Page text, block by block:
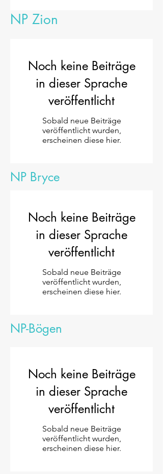
NP Zion
Noch keine Beiträge
in dieser Sprache
veröffentlicht
Sobald neue Beiträge
veröffentlicht wurden,
erscheinen diese hier.
NP Bryce
Noch keine Beiträge
in dieser Sprache
veröffentlicht
Sobald neue Beiträge
veröffentlicht wurden,
erscheinen diese hier.
NP-Bögen
Noch keine Beiträge
in dieser Sprache
veröffentlicht
Sobald neue Beiträge
veröffentlicht wurden,
erscheinen diese hier.